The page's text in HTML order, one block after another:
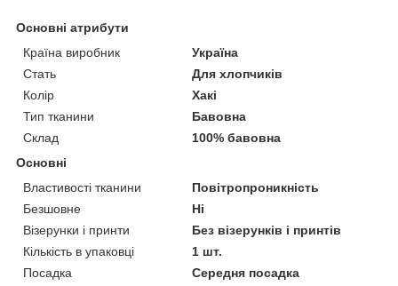
Основні атрибути
Країна виробник
Україна
Стать
Для хлопчиків
Колір
Хакі
Тип тканини
Бавовна
Склад
100% бавовна
Основні
Властивості тканини
Повітропроникність
Безшовне
Ні
Візерунки і принти
Без візерунків і принтів
Кількість в упаковці
1 шт.
Посадка
Середня посадка